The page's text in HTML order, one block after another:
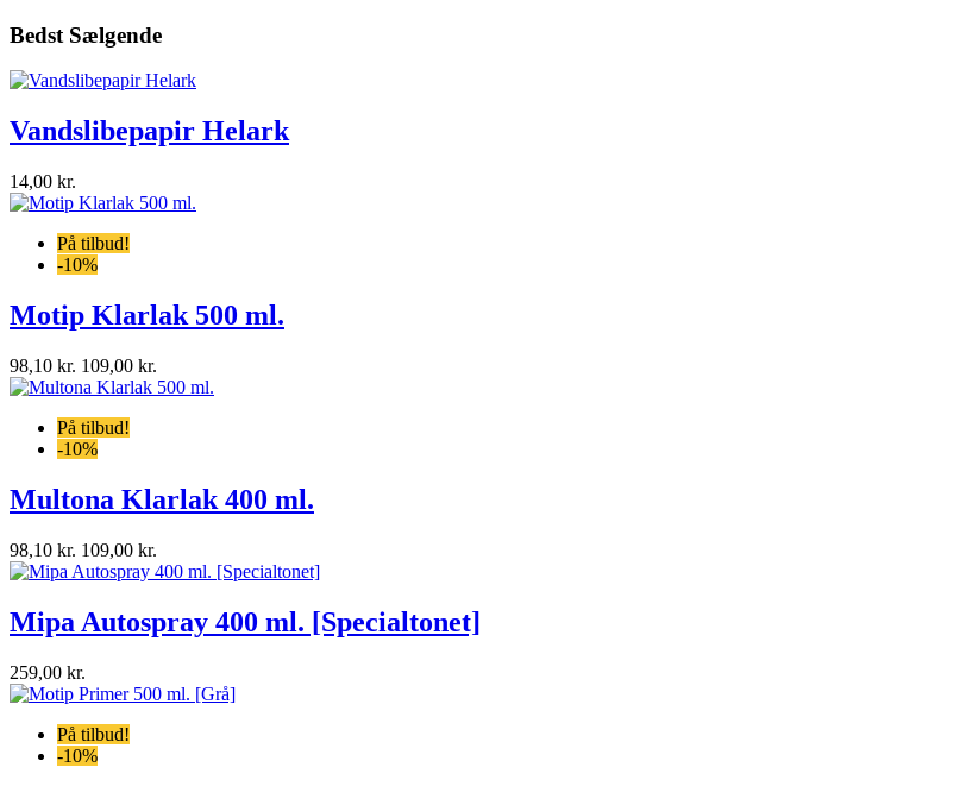
Bedst Sælgende
Vandslibepapir Helark
14,00 kr.
På tilbud!
-10%
Motip Klarlak 500 ml.
98,10 kr. 109,00 kr.
På tilbud!
-10%
Multona Klarlak 400 ml.
98,10 kr. 109,00 kr.
Mipa Autospray 400 ml. [Specialtonet]
259,00 kr.
På tilbud!
-10%